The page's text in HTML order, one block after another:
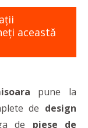
această
pune la
de design
de piese de